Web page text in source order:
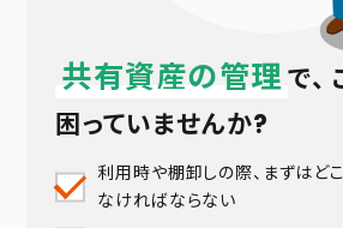
共有資産の管理で、
困っていませんか?
利用時や棚卸しの際、まずはど
なければならない